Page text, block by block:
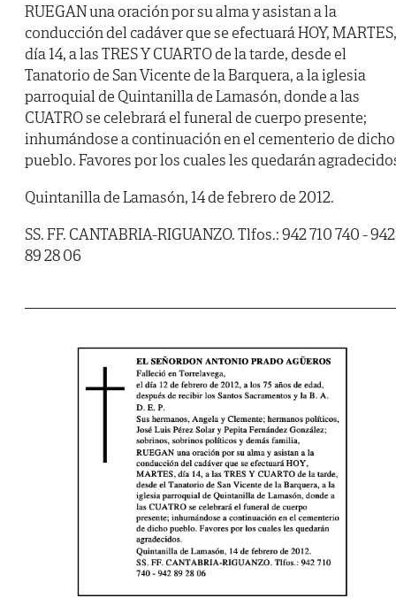
RUEGAN una oración por su alma y asistan a la
conducción del cadáver que se efectuará HOY, MARTES,
día 14, a las TRES Y CUARTO de la tarde, desde el
Tanatorio de San Vicente de la Barquera, a la iglesia
parroquial de Quintanilla de Lamasón, donde a las
CUATRO se celebrará el funeral de cuerpo presente;
inhumándose a continuación en el cementerio de dicho
pueblo. Favores por los cuales les quedarán
Quintanilla de Lamasón, 14 de febrero de 2012.
SS. FF. CANTABRIA-RIGUANZO. Tlfos.: 942 710 740 - 942
89 28 06